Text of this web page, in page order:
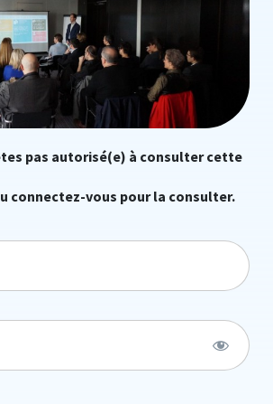
pas autorisé(e) à consulter cette
connectez-vous pour la consulter.